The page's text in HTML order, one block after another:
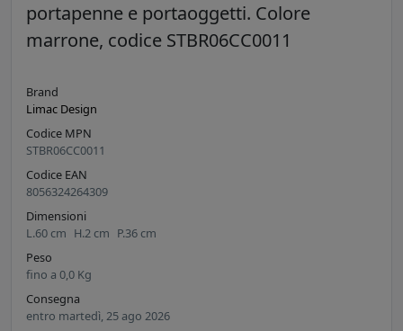
portapenne e portaoggetti. Colore
marrone, codice STBR06CC0011
Brand
Limac Design
Codice MPN
STBR06CC0011
Codice EAN
8056324264309
Dimensioni
L.60 cm H.2 cm P.36 cm
Peso
fino a 0,0 Kg
Consegna
entro martedì, 25 ago 2026